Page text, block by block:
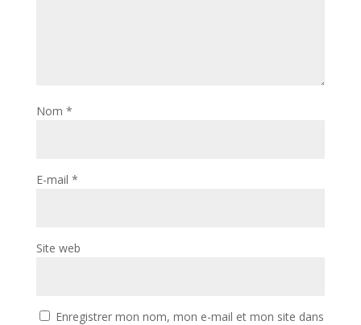
Nom *
E-mail *
Site web
Enregistrer mon nom, mon e-mail et mon site dans